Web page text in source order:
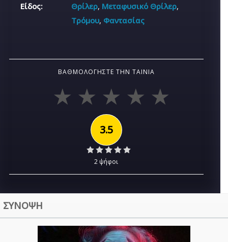
Είδος:
Θρίλερ, Μεταφυσικό Θρίλερ,
Τρόμου, Φαντασίας
ΒΑΘΜΟΛΟΓΉΣΤΕ ΤΗΝ ΤΑΙΝΊΑ
3.5
2 ψήφοι
ΣΥΝΟΨΗ